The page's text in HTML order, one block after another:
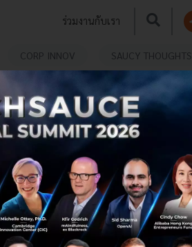
ร่วมงานกับเรา
CORP INNOV SAUCY THOUGHTS
ฝีมือคนไทย คว้าเงิน
N-Vest Venture
ฝีมือคนไทย คว้าเงินระดมทุน
โดยมีแผนจะนำเงินทุนมา
รลูกค้าของเราให้เข้าแข่งขัน